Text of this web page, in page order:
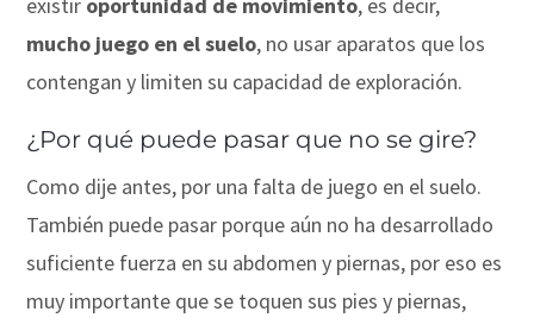
existir oportunidad de movimiento, es decir,
mucho juego en el suelo, no usar aparatos que los
contengan y limiten su capacidad de exploración.
¿Por qué puede pasar que no se gire?
Como dije antes, por una falta de juego en el suelo.
También puede pasar porque aún no ha desarrollado
suficiente fuerza en su abdomen y piernas, por eso es
muy importante que se toquen sus pies y piernas,